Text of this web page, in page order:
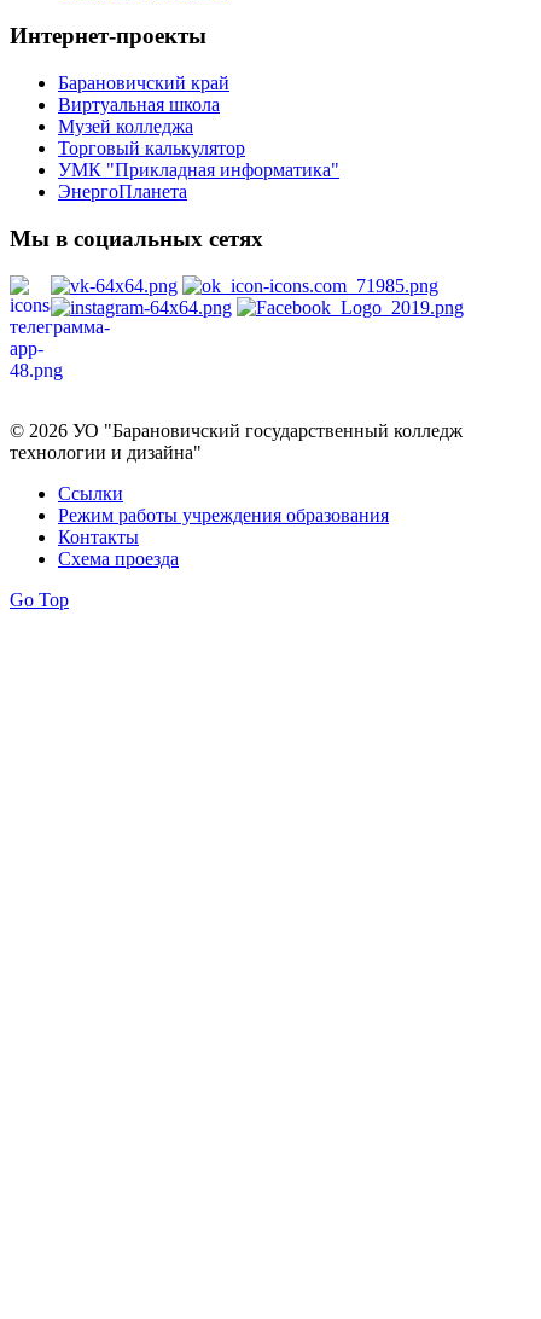
Интернет-проекты
Барановичский край
Виртуальная школа
Музей колледжа
Торговый калькулятор
УМК "Прикладная информатика"
ЭнергоПланета
Мы в социальных сетях
© 2026 УО "Барановичский государственный колледж
технологии и дизайна"
Ссылки
Режим работы учреждения образования
Контакты
Схема проезда
Go Top